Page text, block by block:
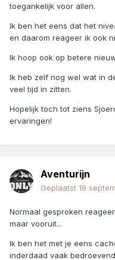
toegankelijk voor allen.
Ik ben het eens dat het
en daarom reageer ik ook
Ik hoop ook op betere
Ik heb zelf nog wel wat in
veel tijd in zitten.
Hopelijk toch tot ziens
ervaringen!
Aventurijn
Geplaatst 19
Normaal gesproken
maar vooruit...
Ik ben het met je eens
inderdaad vaak